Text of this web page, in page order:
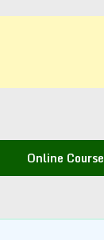
Online